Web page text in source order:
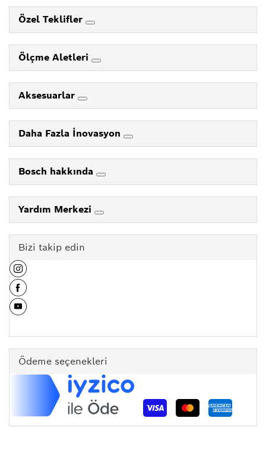
Özel Teklifler
Ölçme Aletleri
Aksesuarlar
Daha Fazla İnovasyon
Bosch hakkında
Yardım Merkezi
Bizi takip edin
Ödeme seçenekleri